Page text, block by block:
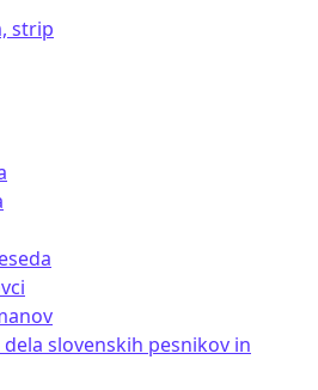
strip
slovenskih pesnikov in